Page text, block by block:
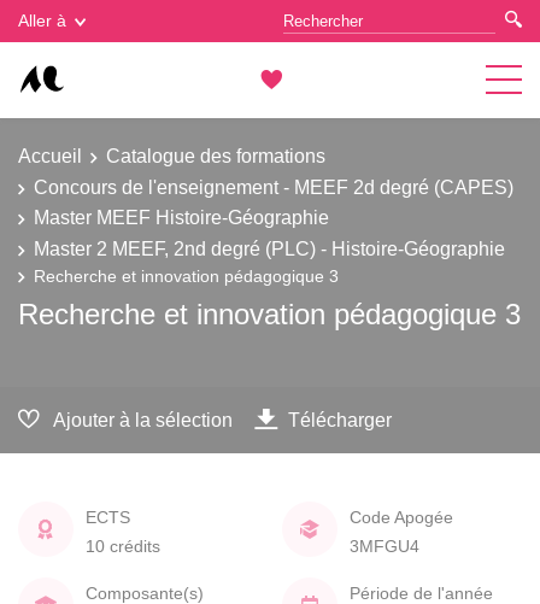
Aller à
Accueil
Catalogue des formations
Concours de l'enseignement - MEEF 2d degré (CAPES)
Master MEEF Histoire-Géographie
Master 2 MEEF, 2nd degré (PLC) - Histoire-Géographie
Recherche et innovation pédagogique 3
Recherche et innovation pédagogique 3
Ajouter à la sélection Télécharger
ECTS
10 crédits
Code Apogée
3MFGU4
Composante(s)
Période de l'année
Gestion des cookies